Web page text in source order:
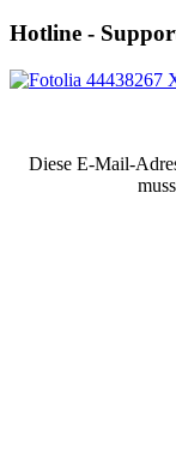
Hotline -
Diese E-Mail-